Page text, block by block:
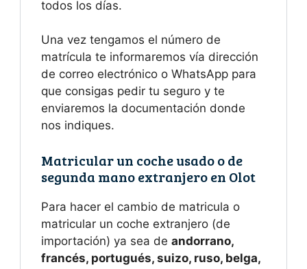
todos los días.
Una vez tengamos el número de
matrícula te informaremos vía dirección
de correo electrónico o WhatsApp para
que consigas pedir tu seguro y te
enviaremos la documentación donde
nos indiques.
Matricular un coche usado o de
segunda mano extranjero en Olot
Para hacer el cambio de matricula o
matricular un coche extranjero (de
importación) ya sea de andorrano,
francés, portugués, suizo, ruso, belga,